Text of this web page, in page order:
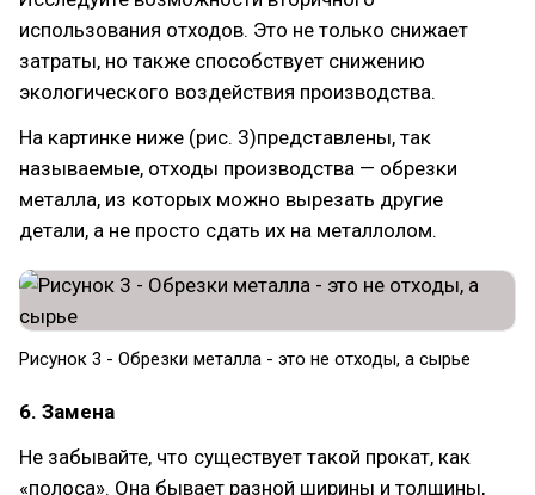
использования отходов. Это не только снижает
затраты, но также способствует снижению
экологического воздействия производства.
На картинке ниже (рис. 3)представлены, так
называемые, отходы производства — обрезки
металла, из которых можно вырезать другие
детали, а не просто сдать их на металлолом.
Рисунок 3 - Обрезки металла - это не отходы, а сырье
6. Замена
Не забывайте, что существует такой прокат, как
«полоса». Она бывает разной ширины и толщины,